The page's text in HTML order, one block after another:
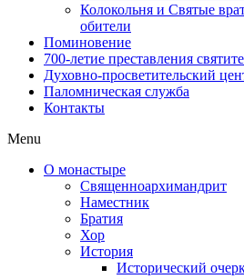
Колокольня и Святые
обители
Поминовение
700-летие преставления
Духовно-просветительский
Паломническая служба
Контакты
Menu
О монастыре
Священноархимандрит
Наместник
Братия
Хор
История
Исторический